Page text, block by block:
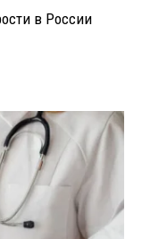
в России